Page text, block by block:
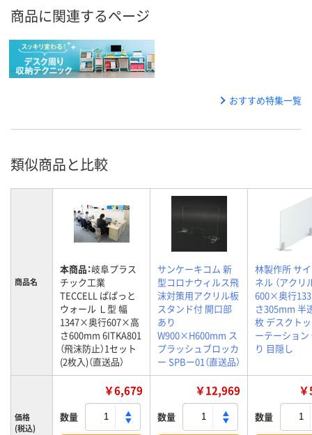
商品に関連するページ
おすすめ特集一覧
類似商品と比較
商品名
本商品：岐阜プラス
チック工業
TECCELL ぱぱっと
ウォール Ｌ型 幅
1347×奥行607×高
さ600mm 6ITKA801
（飛沫防止）1セット
(2枚入)（直送品）
サンケーキコム 新
型コロナウィルス飛
沫対策用アクリル板
スタンド付 開口部
あり
W900×H600mm ス
プラッシュブロッカ
ー SPBー01（直送品）
林製作所 サ
ネル （アクリ
600×奥行
さ305mm 半
枚 デスクト
ーテーション
り 目隠し
価格
(税込)
￥6,679
数量
￥12,969
数量 数量